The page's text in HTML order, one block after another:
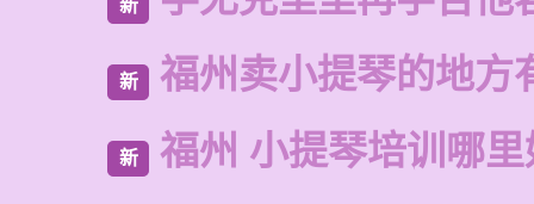
新
新 福州卖小提琴的地方
新 福州 小提琴培训哪里